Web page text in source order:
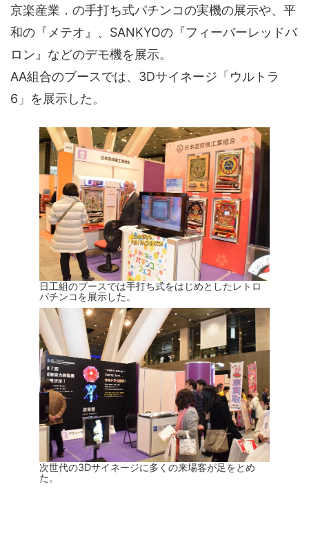
京楽産業．の手打ち式パチンコの実機の展示や、平
和の『メテオ』、SANKYOの『フィーバーレッドバ
ロン』などのデモ機を展示。
AA組合のブースでは、3Dサイネージ「ウルトラ
6」を展示した。
日工組のブースでは手打ち式をはじめとしたレトロ
パチンコを展示した。
次世代の3Dサイネージに多くの来場客が足をとめ
た。